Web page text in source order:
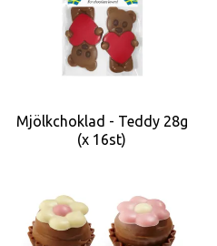
Mjölkchoklad - Teddy 28g
(x 16st)